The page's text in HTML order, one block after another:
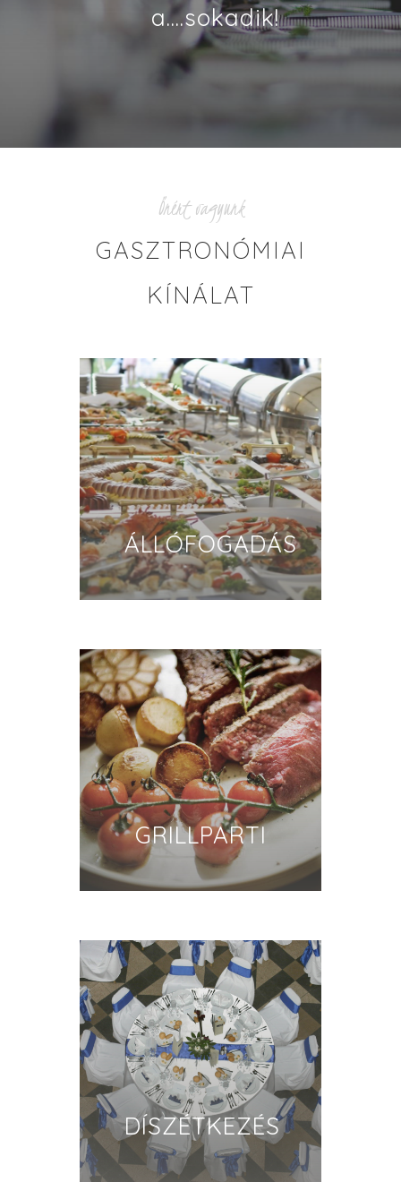
a….sokadik!
Önért vagyunk
GASZTRONÓMIAI
KÍNÁLAT
ÁLLÓFOGADÁS
GRILLPARTI
DÍSZÉTKEZÉS